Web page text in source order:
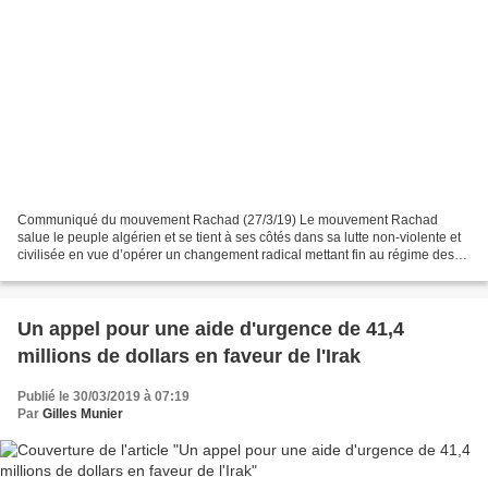
Communiqué du mouvement Rachad (27/3/19) Le mouvement Rachad
salue le peuple algérien et se tient à ses côtés dans sa lutte non-violente et
civilisée en vue d’opérer un changement radical mettant fin au régime des
Un appel pour une aide d'urgence de 41,4
millions de dollars en faveur de l'Irak
Publié le 30/03/2019 à 07:19
Par Gilles Munier